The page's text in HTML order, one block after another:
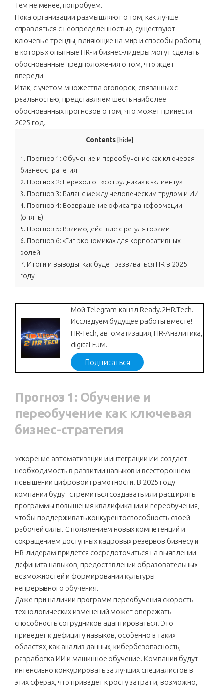
Тем не менее, попробуем.
Пока организации размышляют о том, как лучше
справляться с неопределённостью, существуют
ключевые тренды, влияющие на мир и способы работы,
в которых опытные HR- и бизнес-лидеры могут сделать
обоснованные предположения о том, что ждёт
впереди.
Итак, с учётом множества оговорок, связанных с
реальностью, представляем шесть наиболее
обоснованных прогнозов о том, что может принести
2025 год.
Contents [hide]
1. Прогноз 1: Обучение и переобучение как ключевая
бизнес-стратегия
2. Прогноз 2: Переход от «сотрудника» к «клиенту»
3. Прогноз 3: Баланс между человеческим трудом и ИИ
4. Прогноз 4: Возвращение офиса трансформации
(опять)
5. Прогноз 5: Взаимодействие с регуляторами
6. Прогноз 6: «Гиг-экономика» для корпоративных
ролей
7. Итоги и выводы: как будет развиваться HR в 2025
году
Мой Telegram-канал Ready.2HR.Tech.
Исследуем будущее работы вместе!
HR-Tech, автоматизация, HR-Аналитика,
digital EJM.
Подписаться
Прогноз 1: Обучение и
переобучение как ключевая
бизнес-стратегия
Ускорение автоматизации и интеграции ИИ создаёт
необходимость в развитии навыков и всестороннем
повышении цифровой грамотности. В 2025 году
компании будут стремиться создавать или расширять
программы повышения квалификации и переобучения,
чтобы поддерживать конкурентоспособность своей
рабочей силы. С появлением новых компетенций и
сокращением доступных кадровых резервов бизнесу и
HR-лидерам придётся сосредоточиться на выявлении
дефицита навыков, предоставлении образовательных
возможностей и формировании культуры
непрерывного обучения.
Даже при наличии программ переобучения скорость
технологических изменений может опережать
способность сотрудников адаптироваться. Это
приведёт к дефициту навыков, особенно в таких
областях, как анализ данных, кибербезопасность,
разработка ИИ и машинное обучение. Компании будут
интенсивно конкурировать за лучших специалистов в
этих сферах, что приведёт к росту затрат и, возможно,